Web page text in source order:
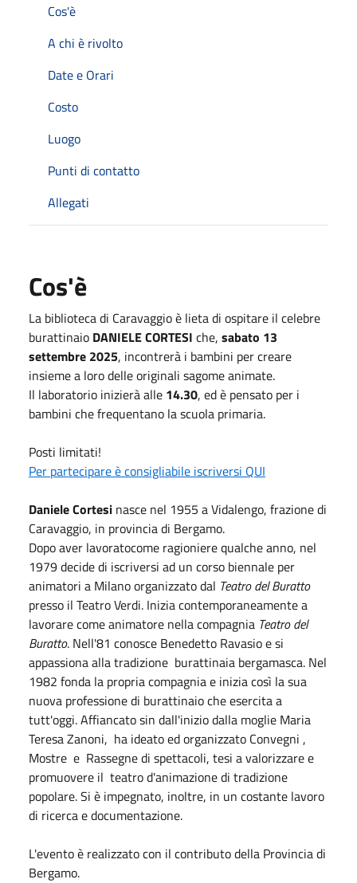
Cos'è
A chi è rivolto
Date e Orari
Costo
Luogo
Punti di contatto
Allegati
Cos'è
La biblioteca di Caravaggio è lieta di ospitare il celebre
burattinaio DANIELE CORTESI che, sabato 13
settembre 2025, incontrerà i bambini per creare
insieme a loro delle originali sagome animate.
Il laboratorio inizierà alle 14.30, ed è pensato per i
bambini che frequentano la scuola primaria.
Posti limitati!
Per partecipare è consigliabile iscriversi QUI
Daniele Cortesi nasce nel 1955 a Vidalengo, frazione di
Caravaggio, in provincia di Bergamo.
Dopo aver lavoratocome ragioniere qualche anno, nel
1979 decide di iscriversi ad un corso biennale per
animatori a Milano organizzato dal Teatro del Buratto
presso il Teatro Verdi. Inizia contemporaneamente a
lavorare come animatore nella compagnia Teatro del
Buratto. Nell'81 conosce Benedetto Ravasio e si
appassiona alla tradizione burattinaia bergamasca. Nel
1982 fonda la propria compagnia e inizia così la sua
nuova professione di burattinaio che esercita a
tutt'oggi. Affiancato sin dall'inizio dalla moglie Maria
Teresa Zanoni, ha ideato ed organizzato Convegni ,
Mostre e Rassegne di spettacoli, tesi a valorizzare e
promuovere il teatro d'animazione di tradizione
popolare. Si è impegnato, inoltre, in un costante lavoro
di ricerca e documentazione.
L'evento è realizzato con il contributo della Provincia di
Bergamo.